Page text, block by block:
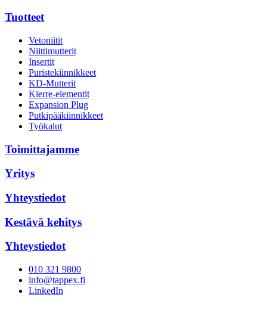
Tuotteet
Vetoniitit
Niittimutterit
Insertit
Puristekiinnikkeet
KD-Mutterit
Kierre-elementit
Expansion Plug
Putkipääkiinnikkeet
Työkalut
Toimittajamme
Yritys
Yhteystiedot
Kestävä kehitys
Yhteystiedot
010 321 9800
info@tappex.fi
LinkedIn